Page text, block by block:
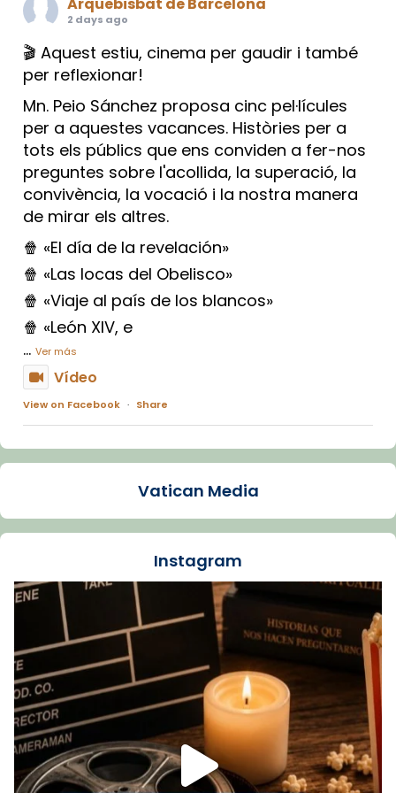
Arquebisbat de Barcelona
2 days ago
🎬 Aquest estiu, cinema per gaudir i també
per reflexionar!
Mn. Peio Sánchez proposa cinc pel·lícules
per a aquestes vacances. Històries per a
tots els públics que ens conviden a fer-nos
preguntes sobre l'acollida, la superació, la
convivència, la vocació i la nostra manera
de mirar els altres.
🍿 «El día de la revelación»
🍿 «Las locas del Obelisco»
🍿 «Viaje al país de los blancos»
🍿 «León XIV, e
... Ver más
Vídeo
View on Facebook · Share
Arquebisbat de Barcelona
La Carmina va patir depressió. Fa gairebé
dos mesos, a l'Estadi Lluís Companys, la
Recupera l'entrevista comp
Vatican
tican News 👇
www.vaticannews.va/es/iglesia/news/2026-
07/carmina-historia-depresion-papa-viaje-
espana-testimoni...
Foto
View on Facebook · Share
Vatican Media
Instagram